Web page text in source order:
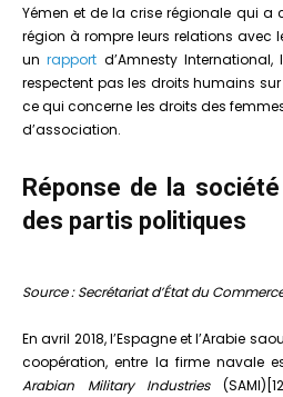
Yémen et de la crise régionale qui a
région à rompre leurs relations avec
unrapport d’Amnesty
respectent pas les droits humains
ce qui concerne les droits des
d’association.
Réponse de la
des partis politiques
Source : Secrétariat d’État du
En avril 2018, l’Espagne et l’Arabie
coopération, entre la firme navale
Arabian Military Industries